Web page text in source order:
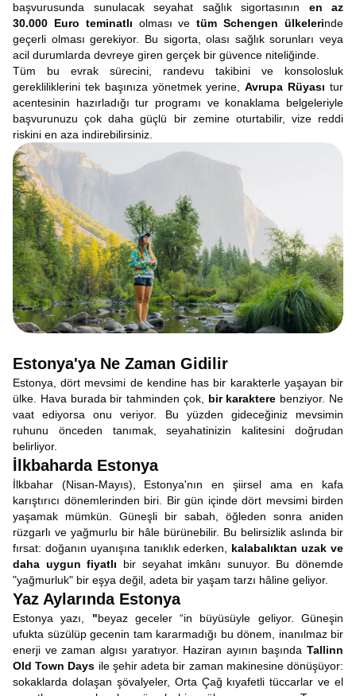
başvurusunda sunulacak seyahat sağlık sigortasının en az
30.000 Euro teminatlı olması vetüm Schengen ülkelerinde
geçerli olması gerekiyor. Bu sigorta, olası sağlık sorunları veya
acil durumlarda devreye giren gerçek bir güvence niteliğinde.
Tüm bu evrak sürecini, randevu takibini ve konsolosluk
gerekliliklerini tek başınıza yönetmek yerine,Avrupa Rüyasıtur
acentesinin hazırladığı tur programı ve konaklama belgeleriyle
başvurunuzu çok daha güçlü bir zemine oturtabilir, vize reddi
riskini en aza indirebilirsiniz.
Estonya'ya Ne Zaman Gidilir
Estonya, dört mevsimi de kendine has bir karakterle yaşayan bir
ülke. Hava burada bir tahminden çok, bir karaktere benziyor. Ne
vaat ediyorsa onu veriyor. Bu yüzden gideceğiniz mevsimin
ruhunu önceden tanımak, seyahatinizin kalitesini doğrudan
belirliyor.
İlkbaharda Estonya
İlkbahar (Nisan-Mayıs), Estonya'nın en şiirsel ama en kafa
karıştırıcı dönemlerinden biri. Bir gün içinde dört mevsimi birden
yaşamak mümkün. Güneşli bir sabah, öğleden sonra aniden
rüzgarlı ve yağmurlu bir hâle bürünebilir. Bu belirsizlik aslında bir
fırsat: doğanın uyanışına tanıklık ederken, kalabalıktan uzak ve
daha uygun fiyatlı bir seyahat imkânı sunuyor. Bu dönemde
"yağmurluk" bir eşya değil, adeta bir yaşam tarzı hâline geliyor.
Yaz Aylarında Estonya
Estonya yazı, "beyaz geceler “in büyüsüyle geliyor. Güneşin
ufukta süzülüp gecenin tam kararmadığı bu dönem, inanılmaz bir
enerji ve zaman algısı yaratıyor. Haziran ayının başında Tallinn
Old Town Days ile şehir adeta bir zaman makinesine dönüşüyor:
sokaklarda dolaşan şövalyeler, Orta Çağ kıyafetli tüccarlar ve el